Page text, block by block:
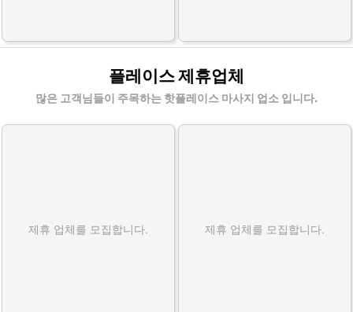
플레이스 제휴업체
많은 고객님들이 주목하는 핫플레이스 마사지 업소 입니다.
제휴 업체를 모집합니다. 제휴 업체를 모집합니다.